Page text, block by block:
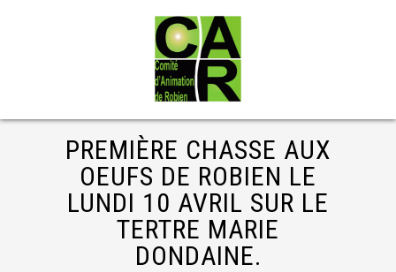
PREMIÈRE CHASSE AUX
OEUFS DE ROBIEN LE
LUNDI 10 AVRIL SUR LE
TERTRE MARIE
DONDAINE.